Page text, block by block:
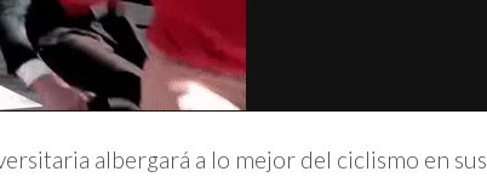
albergará a lo mejor del ciclismo en sus